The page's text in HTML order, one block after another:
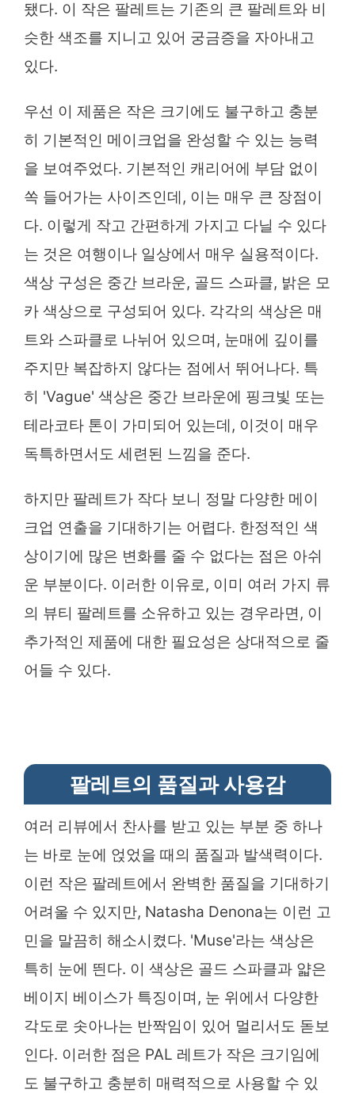
됐다. 이 작은 팔레트는 기존의 큰 팔레트와 비
슷한 색조를 지니고 있어 궁금증을 자아내고
있다.
우선 이 제품은 작은 크기에도 불구하고 충분
히 기본적인 메이크업을 완성할 수 있는 능력
을 보여주었다. 기본적인 캐리어에 부담 없이
쏙 들어가는 사이즈인데, 이는 매우 큰 장점이
다. 이렇게 작고 간편하게 가지고 다닐 수 있다
는 것은 여행이나 일상에서 매우 실용적이다.
색상 구성은 중간 브라운, 골드 스파클, 밝은 모
카 색상으로 구성되어 있다. 각각의 색상은 매
트와 스파클로 나뉘어 있으며, 눈매에 깊이를
주지만 복잡하지 않다는 점에서 뛰어나다. 특
히 'Vague' 색상은 중간 브라운에 핑크빛 또는
테라코타 톤이 가미되어 있는데, 이것이 매우
독특하면서도 세련된 느낌을 준다.
하지만 팔레트가 작다 보니 정말 다양한 메이
크업 연출을 기대하기는 어렵다. 한정적인 색
상이기에 많은 변화를 줄 수 없다는 점은 아쉬
운 부분이다. 이러한 이유로, 이미 여러 가지 류
의 뷰티 팔레트를 소유하고 있는 경우라면, 이
추가적인 제품에 대한 필요성은 상대적으로 줄
어들 수 있다.
팔레트의 품질과 사용감
여러 리뷰에서 찬사를 받고 있는 부분 중 하나
는 바로 눈에 얹었을 때의 품질과 발색력이다.
이런 작은 팔레트에서 완벽한 품질을 기대하기
어려울 수 있지만, Natasha Denona는 이런 고
민을 말끔히 해소시켰다. 'Muse'라는 색상은
특히 눈에 띈다. 이 색상은 골드 스파클과 얇은
베이지 베이스가 특징이며, 눈 위에서 다양한
각도로 솟아나는 반짝임이 있어 멀리서도 돋보
인다. 이러한 점은 PAL 레트가 작은 크기임에
도 불구하고 충분히 매력적으로 사용할 수 있